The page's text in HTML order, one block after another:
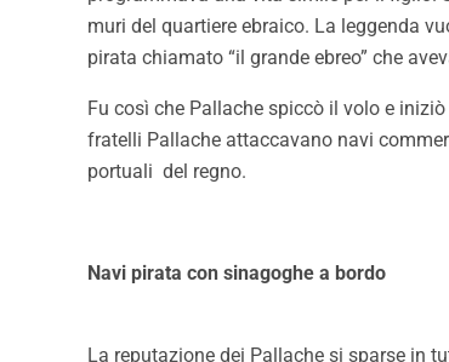
muri del quartiere ebraico. La leggenda
pirata chiamato “il grande ebreo” che
Fu così che Pallache spiccò il volo e
fratelli Pallache attaccavano navi
portuali del regno.
Navi pirata con sinagoghe a bordo
La reputazione dei Pallache si sparse in